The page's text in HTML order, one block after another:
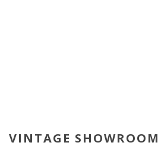
VINTAGE SHOWROOM